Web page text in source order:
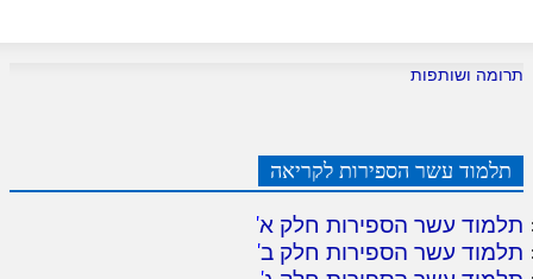
תרומה ושותפות
תלמוד עשר הספירות לקריאה
תלמוד עשר הספירות חלק א'
תלמוד עשר הספירות חלק ב'